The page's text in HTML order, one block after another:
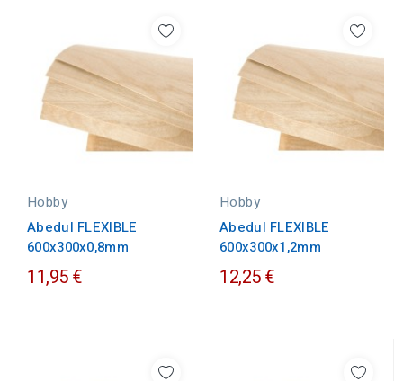
Hobby
Abedul FLEXIBLE
600x300x0,8mm
11,95 €
Hobby
Abedul FLEXIBLE
600x300x1,2mm
12,25 €